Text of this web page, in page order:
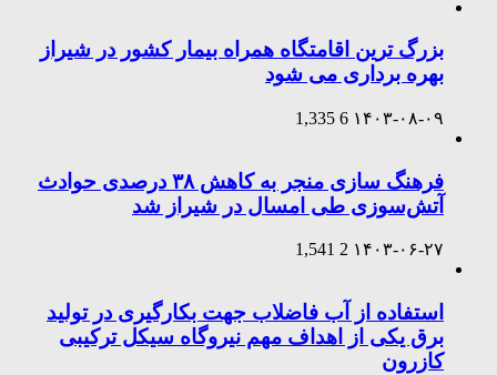
بزرگ ترین اقامتگاه همراه بیمار کشور در شیراز
بهره برداری می شود
۱۴۰۳-۰۸-۰۹ 6
1,335
فرهنگ سازی منجر به کاهش ۳۸ درصدی حوادث
آتش‌سوزی طی امسال در شیراز شد
۱۴۰۳-۰۶-۲۷ 2
1,541
استفاده از آب فاضلاب جهت بکارگیری در تولید
برق یکی از اهداف مهم نیروگاه سیکل ترکیبی
کازرون